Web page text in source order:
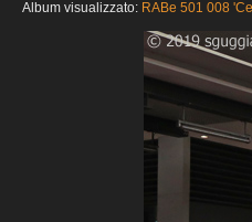
Album visualizzato: RABe 501 008